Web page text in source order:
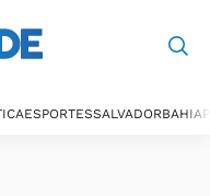
ESPORTESSALVADORBAHIA